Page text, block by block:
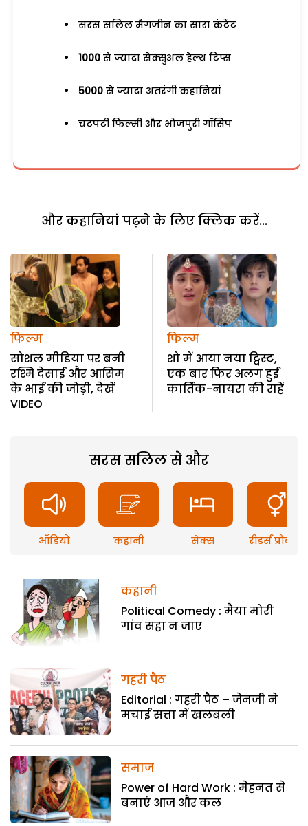
सरस सलिल मैगजीन का सारा कंटेंट
1000 से ज्यादा सेक्सुअल हेल्थ टिप्स
5000 से ज्यादा अतरंगी कहानियां
चटपटी फिल्मी और भोजपुरी गॉसिप
और कहानियां पढ़ने के लिए क्लिक करें...
फिल्म
सोशल मीडिया पर बनी
रश्मि देसाई और आसिम
के भाई की जोड़ी, देखें
VIDEO
फिल्म
शो में आया नया ट्विस्ट,
एक बार फिर अलग हुईं
कार्तिक-नायरा की राहें
सरस सलिल से और
ऑडियो कहानी सेक्स रीडर्स प्रौब्लम
कहानी
Political Comedy : मैया मोरी
गांव सहा न जाए
गहरी पैठ
Editorial : गहरी पैठ – जेनजी ने
मचाई सत्ता में खलबली
समाज
Power of Hard Work : मेहनत से
बनाएं आज और कल